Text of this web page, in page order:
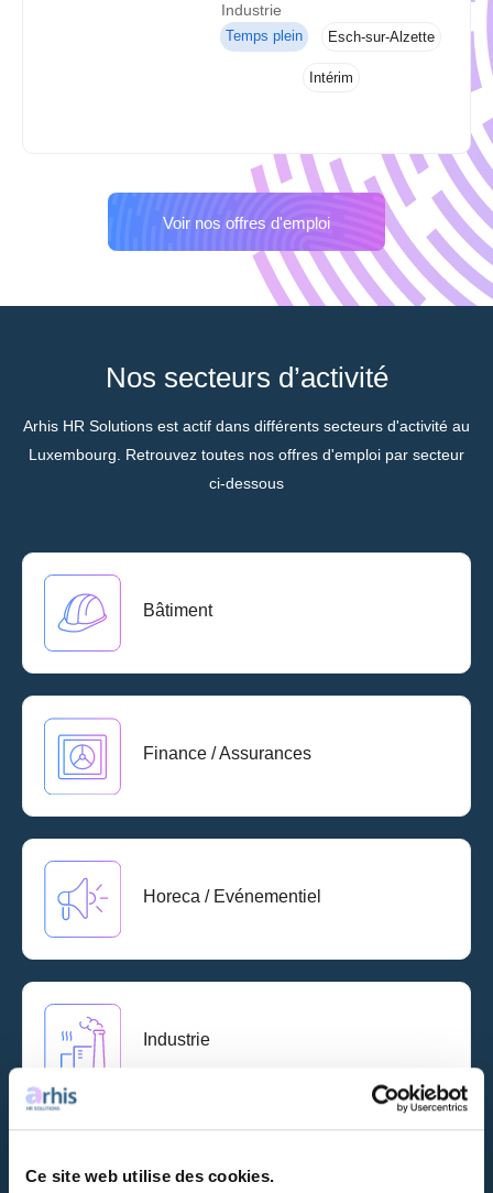
Ce site web utilise des cookies.
Industrie
Temps plein Esch-sur-Alzette
Intérim
Voir nos offres d'emploi
Nos secteurs d’activité
Arhis HR Solutions est actif dans différents secteurs d'activité au
Luxembourg. Retrouvez toutes nos offres d'emploi par secteur
ci-dessous
Bâtiment
Finance / Assurances
Horeca / Evénementiel
Industrie
Informatique